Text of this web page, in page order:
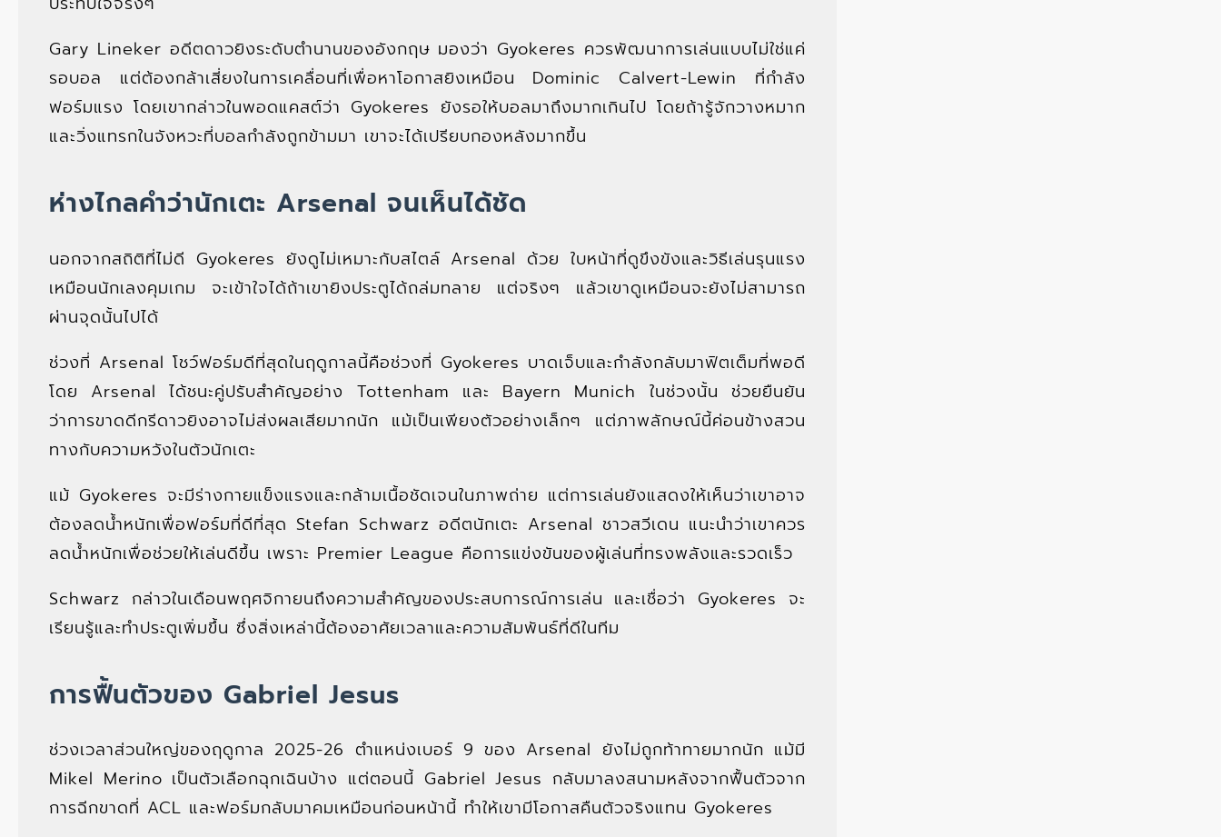
Gary Lineker อดีตดาวยิงระดับตำนานของอังกฤษ มองว่า Gyokeres ควรพัฒนาการเล่นแบบไม่ใช่แค่
รอบอล แต่ต้องกล้าเสี่ยงในการเคลื่อนที่เพื่อหาโอกาสยิงเหมือน Dominic Calvert-Lewin ที่กำลัง
ฟอร์มแรง โดยเขากล่าวในพอดแคสต์ว่า Gyokeres ยังรอให้บอลมาถึงมากเกินไป โดยถ้ารู้จักวางหมาก
และวิ่งแทรกในจังหวะที่บอลกำลังถูกข้ามมา เขาจะได้เปรียบกองหลังมากขึ้น
ห่างไกลคำว่านักเตะ Arsenal จนเห็นได้ชัด
นอกจากสถิติที่ไม่ดี Gyokeres ยังดูไม่เหมาะกับสไตล์ Arsenal ด้วย ใบหน้าที่ดูขึงขังและวิธีเล่นรุนแรง
เหมือนนักเลงคุมเกม จะเข้าใจได้ถ้าเขายิงประตูได้ถล่มทลาย แต่จริงๆ แล้วเขาดูเหมือนจะยังไม่สามารถ
ผ่านจุดนั้นไปได้
ช่วงที่ Arsenal โชว์ฟอร์มดีที่สุดในฤดูกาลนี้คือช่วงที่ Gyokeres บาดเจ็บและกำลังกลับมาฟิตเต็มที่พอดี
โดย Arsenal ได้ชนะคู่ปรับสำคัญอย่าง Tottenham และ Bayern Munich ในช่วงนั้น ช่วยยืนยัน
ว่าการขาดดีกรีดาวยิงอาจไม่ส่งผลเสียมากนัก แม้เป็นเพียงตัวอย่างเล็กๆ แต่ภาพลักษณ์นี้ค่อนข้างสวน
ทางกับความหวังในตัวนักเตะ
แม้ Gyokeres จะมีร่างกายแข็งแรงและกล้ามเนื้อชัดเจนในภาพถ่าย แต่การเล่นยังแสดงให้เห็นว่าเขาอาจ
ต้องลดน้ำหนักเพื่อฟอร์มที่ดีที่สุด Stefan Schwarz อดีตนักเตะ Arsenal ชาวสวีเดน แนะนำว่าเขาควร
ลดน้ำหนักเพื่อช่วยให้เล่นดีขึ้น เพราะ Premier League คือการแข่งขันของผู้เล่นที่ทรงพลังและรวดเร็ว
Schwarz กล่าวในเดือนพฤศจิกายนถึงความสำคัญของประสบการณ์การเล่น และเชื่อว่า Gyokeres จะ
เรียนรู้และทำประตูเพิ่มขึ้น ซึ่งสิ่งเหล่านี้ต้องอาศัยเวลาและความสัมพันธ์ที่ดีในทีม
การฟื้นตัวของ Gabriel Jesus
ช่วงเวลาส่วนใหญ่ของฤดูกาล 2025-26 ตำแหน่งเบอร์ 9 ของ Arsenal ยังไม่ถูกท้าทายมากนัก แม้มี
Mikel Merino เป็นตัวเลือกฉุกเฉินบ้าง แต่ตอนนี้ Gabriel Jesus กลับมาลงสนามหลังจากฟื้นตัวจาก
การฉีกขาดที่ ACL และฟอร์มกลับมาคมเหมือนก่อนหน้านี้ ทำให้เขามีโอกาสคืนตัวจริงแทน Gyokeres